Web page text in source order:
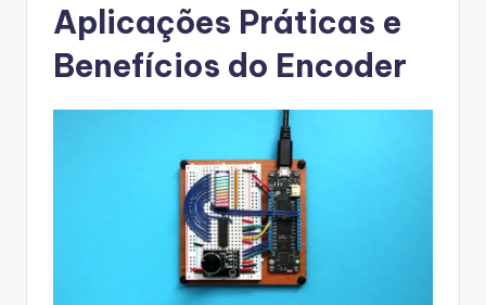
Aplicações Práticas e
Benefícios do Encoder